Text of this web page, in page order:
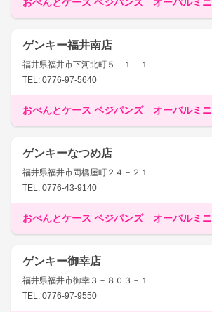
ゲンキー福井南店
福井県福井市下河北町５－１－１
TEL: 0776-97-5640
おべんとケース ベジパンズ オーバルミニ
ゲンキーなつめ店
福井県福井市両橋屋町２４－２１
TEL: 0776-43-9140
おべんとケース ベジパンズ オーバルミニ
ゲンキー御幸店
福井県福井市御幸３－８０３－１
TEL: 0776-97-9550